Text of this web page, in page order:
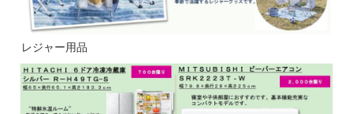
レジャー用品